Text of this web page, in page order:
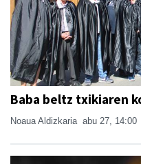
Baba beltz txikiaren
Noaua Aldizkaria abu 27, 14:00